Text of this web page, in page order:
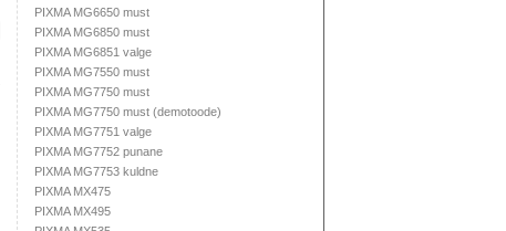
PIXMA MG6650 must
PIXMA MG6850 must
PIXMA MG6851 valge
PIXMA MG7550 must
PIXMA MG7750 must
PIXMA MG7750 must (demotoode)
PIXMA MG7751 valge
PIXMA MG7752 punane
PIXMA MG7753 kuldne
PIXMA MX475
PIXMA MX495